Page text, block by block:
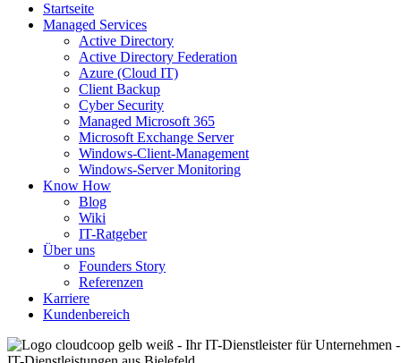
Startseite
Managed Services
Active Directory
Active Directory Federation
Azure (Cloud IT)
Client Backup
Cyber Security
Managed Microsoft 365
Microsoft Exchange Server
Windows-Client-Management
Windows-Server Monitoring
Know How
Blog
Wiki
IT-Ratgeber
Über uns
Founders Story
Referenzen
Karriere
Kundenbereich